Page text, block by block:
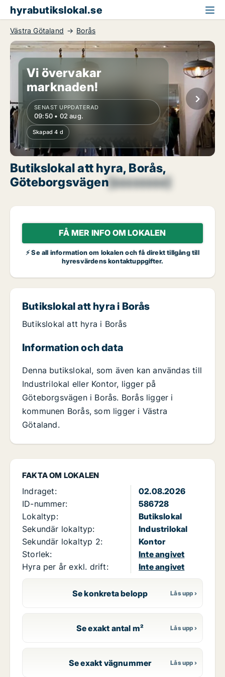
hyrabutikslokal.se
Västra Götaland Borås
Vi övervakar
marknaden!
SENAST UPPDATERAD
09:50 • 02 aug.
Skapad 4 d
Butikslokal att hyra, Borås,
Göteborgsvägen[xxxxxxxx]
FÅ MER INFO OM LOKALEN
⚡ Se all information om lokalen och få direkt tillgång till
hyresvärdens kontaktuppgifter.
FAKTA OM LOKALEN
Indraget:
02.08.2026
ID-nummer:
586728
Lokaltyp:
Butikslokal
Sekundär lokaltyp:
Industrilokal
Sekundär lokaltyp 2:
Kontor
Storlek:
Inte angivet
Hyra per år exkl. drift:
Inte angivet
Se konkreta belopp
Se exakt antal m²
Se exakt vägnummer
Butikslokal att hyra i Borås
Butikslokal att hyra i Borås
Information och data
Denna butikslokal, som även kan användas till
Industrilokal eller Kontor, ligger på
Göteborgsvägen i Borås. Borås ligger i
kommunen Borås, som ligger i Västra
Götaland.